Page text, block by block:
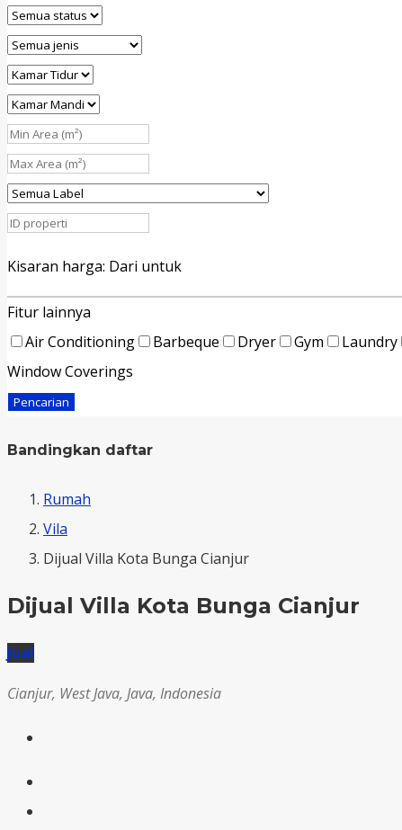
Kisaran harga: Dari untuk
Fitur lainnya
Air Conditioning
Barbeque Dryer Gym Laundry
Window Coverings
Pencarian
Bandingkan daftar
Rumah
Vila
Dijual Villa Kota Bunga Cianjur
Dijual Villa Kota Bunga Cianjur
Jual
Cianjur, West Java, Java, Indonesia